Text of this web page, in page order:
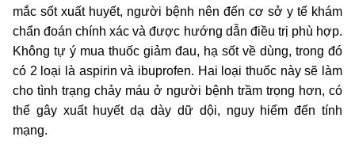
mắc sốt xuất huyết, người bệnh nên đến cơ sở y tế khám
chẩn đoán chính xác và được hướng dẫn điều trị phù hợp.
Không tự ý mua thuốc giảm đau, hạ sốt về dùng, trong đó
có 2 loại là aspirin và ibuprofen. Hai loại thuốc này sẽ làm
cho tình trạng chảy máu ở người bệnh trầm trọng hơn, có
thể gây xuất huyết dạ dày dữ dội, nguy hiểm đến tính
mạng.